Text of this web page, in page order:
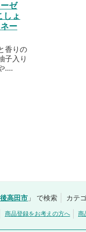
ゼ
しょ
ー
香りの
子入り
....
高田市 」 で検索 カテ
商品登録をお考えの方へ 商